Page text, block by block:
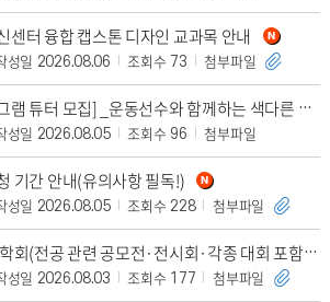
센터 융합 캡스톤 디자인 교과목 안내
성일 2026.08.06 조회수 73 첨부파일
[KUSF 두드림 프로그램 튜터 모집] _운동선수와 함께하는 색다른 교류형 수업
성일 2026.08.05 조회수 96 첨부파일
기간 안내(유의사항 필독!)
성일 2026.08.05 조회수 228 첨부파일
2026-2학기 학부생 학회(전공 관련 공모전·전시회·각종 대회 포함)발표 지원 프로그램 안내
성일 2026.08.03 조회수 177 첨부파일